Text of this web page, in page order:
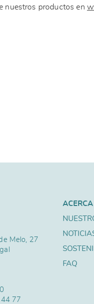
nuestros productos en
Melo, 27
77
FAQ